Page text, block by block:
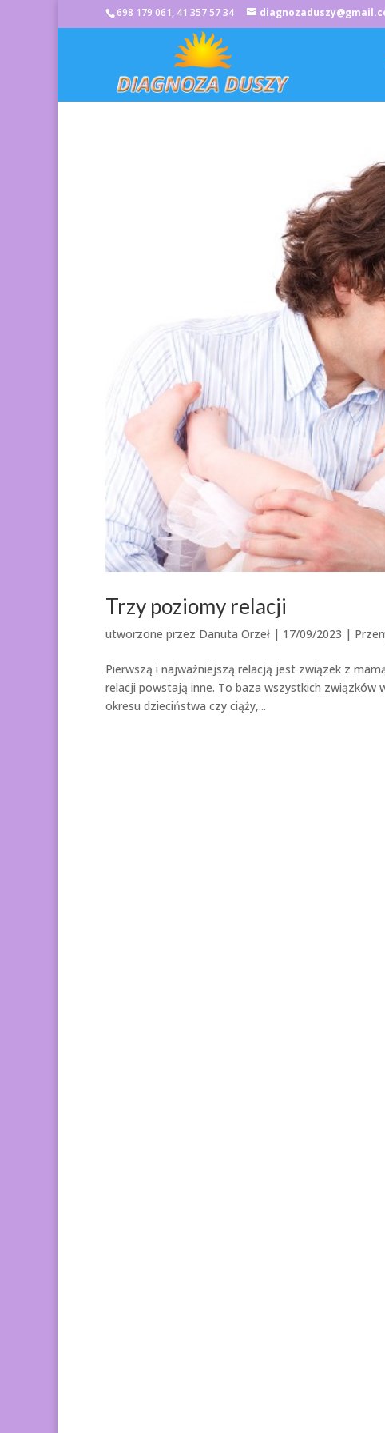
698 179 061, 41 357 57 34
Trzy poziomy relacji
utworzone przez Danuta Orzeł | 17/09/2023 |
Pierwszą i najważniejszą relacją jest związek z
relacji powstają inne. To baza wszystkich związków
okresu dzieciństwa czy ciąży,...